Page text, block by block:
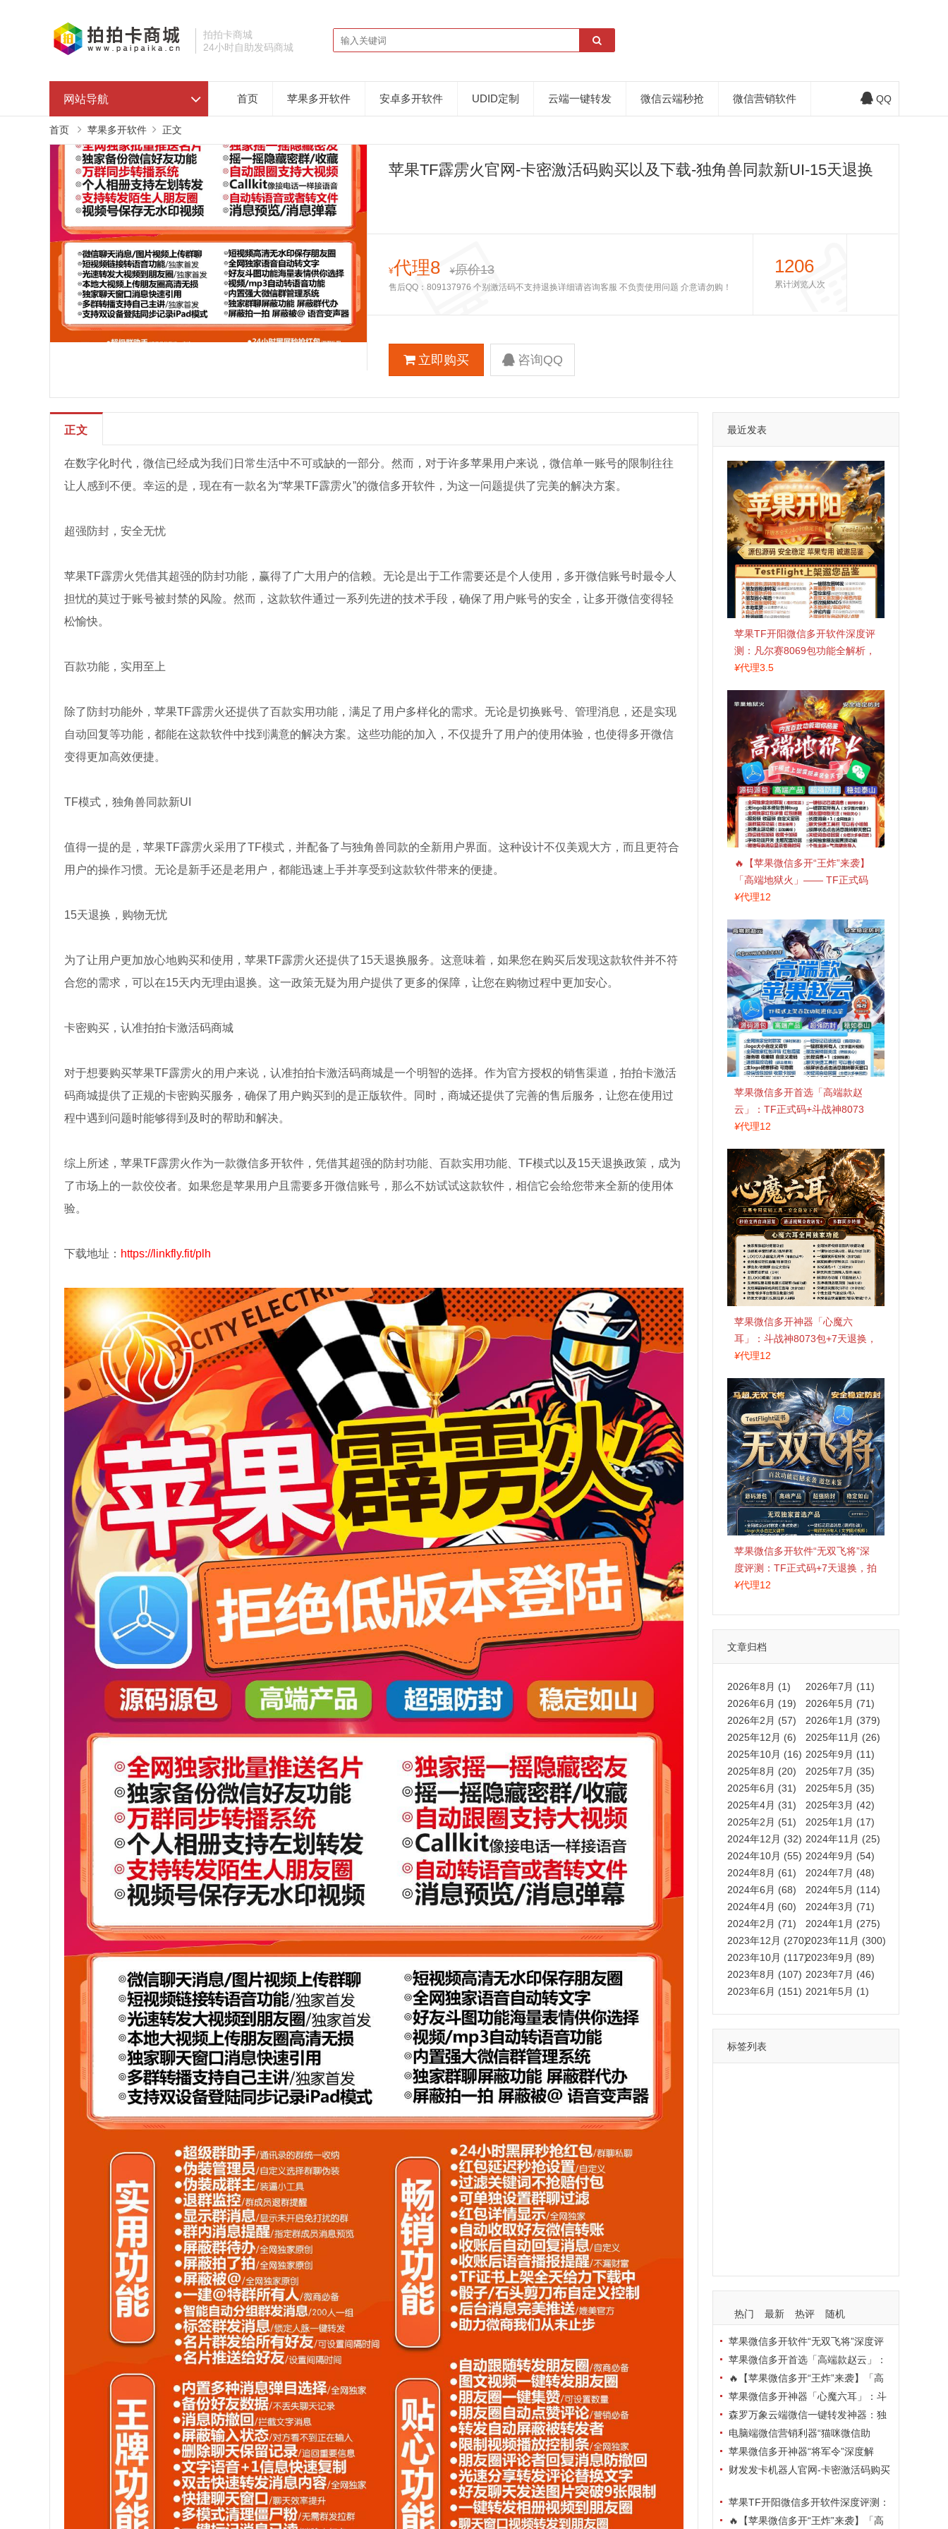
拍拍卡商城
24小时自助发码商城
网站导航 首页 苹果多开软件 安卓多开软件 UDID定制 云端一键转发 微信云端秒抢 微信营销软件 QQ
首页 苹果多开软件 正文
苹果TF霹雳火官网-卡密激活码购买以及下载-独角兽同款新UI-15天退换
¥代理8 ¥原价13
售后QQ：809137976 个别激活码不支持退换详细请咨询客服 不负责使用问题 介意请勿购！
1206
累计浏览人次
立即购买 咨询QQ
正文
在数字化时代，微信已经成为我们日常生活中不可或缺的一部分。然而，对于许多苹果用户来说，微信单一账号的限制往往
让人感到不便。幸运的是，现在有一款名为“苹果TF霹雳火”的微信多开软件，为这一问题提供了完美的解决方案。
超强防封，安全无忧
苹果TF霹雳火凭借其超强的防封功能，赢得了广大用户的信赖。无论是出于工作需要还是个人使用，多开微信账号时最令人
担忧的莫过于账号被封禁的风险。然而，这款软件通过一系列先进的技术手段，确保了用户账号的安全，让多开微信变得轻
松愉快。
百款功能，实用至上
除了防封功能外，苹果TF霹雳火还提供了百款实用功能，满足了用户多样化的需求。无论是切换账号、管理消息，还是实现
自动回复等功能，都能在这款软件中找到满意的解决方案。这些功能的加入，不仅提升了用户的使用体验，也使得多开微信
变得更加高效便捷。
TF模式，独角兽同款新UI
值得一提的是，苹果TF霹雳火采用了TF模式，并配备了与独角兽同款的全新用户界面。这种设计不仅美观大方，而且更符合
用户的操作习惯。无论是新手还是老用户，都能迅速上手并享受到这款软件带来的便捷。
15天退换，购物无忧
为了让用户更加放心地购买和使用，苹果TF霹雳火还提供了15天退换服务。这意味着，如果您在购买后发现这款软件并不符
合您的需求，可以在15天内无理由退换。这一政策无疑为用户提供了更多的保障，让您在购物过程中更加安心。
卡密购买，认准拍拍卡激活码商城
对于想要购买苹果TF霹雳火的用户来说，认准拍拍卡激活码商城是一个明智的选择。作为官方授权的销售渠道，拍拍卡激活
码商城提供了正规的卡密购买服务，确保了用户购买到的是正版软件。同时，商城还提供了完善的售后服务，让您在使用过
程中遇到问题时能够得到及时的帮助和解决。
综上所述，苹果TF霹雳火作为一款微信多开软件，凭借其超强的防封功能、百款实用功能、TF模式以及15天退换政策，成为
了市场上的一款佼佼者。如果您是苹果用户且需要多开微信账号，那么不妨试试这款软件，相信它会给您带来全新的使用体
验。
下载地址： https://linkfly.fit/plh
最近发表
苹果TF开阳微信多开软件深度评
测：凡尔赛8069包功能全解析，
TestFlight稳定版上架，激活认准
¥代理3.5
🔥【苹果微信多开“王炸”来袭】
「高端地狱火」—— TF正式码
+斗战神8073包，7天退换，安全
¥代理12
苹果微信多开首选「高端款赵
云」：TF正式码+斗战神8073
包，7天退换认准拍拍卡激活码
¥代理12
苹果微信多开神器「心魔六
耳」：斗战神8073包+7天退换，
认准拍拍卡激活码商城
¥代理12
苹果微信多开软件“无双飞将”深
度评测：TF正式码+7天退换，拍
拍卡激活码商城正品保障
¥代理12
文章归档
2026年8月 (1)
2026年7月 (11)
2026年6月 (19)
2026年5月 (71)
2026年2月 (57)
2026年1月 (379)
2025年12月 (6)
2025年11月 (26)
2025年10月 (16) 2025年9月 (11)
2025年8月 (20)
2025年7月 (35)
2025年6月 (31)
2025年5月 (35)
2025年4月 (31)
2025年3月 (42)
2025年2月 (51)
2025年1月 (17)
2024年12月 (32) 2024年11月 (25)
2024年10月 (55) 2024年9月 (54)
2024年8月 (61)
2024年7月 (48)
2024年6月 (68)
2024年5月 (114)
2024年4月 (60)
2024年3月 (71)
2024年2月 (71)
2024年1月 (275)
2023年12月 (270)2023年11月 (300)
2023年10月 (117)2023年9月 (89)
2023年8月 (107) 2023年7月 (46)
2023年6月 (151) 2021年5月 (1)
标签列表
热门 最新 热评 随机
苹果微信多开软件“无双飞将”深度评
测：TF正式码+7天退换，拍拍卡激活
码商城正品保障
苹果微信多开首选「高端款赵云」：
TF正式码+斗战神8073包，7天退换认
准拍拍卡激活码商城
🔥【苹果微信多开“王炸”来袭】「高
端地狱火」—— TF正式码+斗战神807
3包，7天退换，安全防封，多开自由触
手可及！
苹果微信多开神器「心魔六耳」：斗
战神8073包+7天退换，认准拍拍卡激
活码商城
森罗万象云端微信一键转发神器：独
家源码·安全防封·月卡季卡半年卡年卡
授权，7天无理由退换！
电脑端微信营销利器“猫咪微信助
手”深度评测：7大模块功能全解析，多
卡种授权灵活选
苹果微信多开神器“将军令”深度解
析：8073版本包+TF外侧码，微商营销
财发发卡机器人官网-卡密激活码购买
换苹果TF开阳微信多开软件深度评测：
凡尔赛8069包功能全解析，TestFlight
🔥【苹果微信多开“王炸”来袭】「高